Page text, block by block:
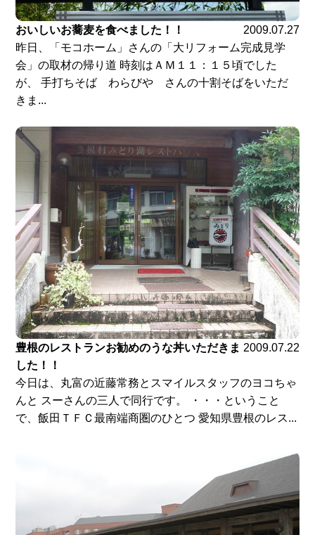
おいしいお蕎麦を食べました！！
2009.07.27
昨日、「モコホーム」さんの「大リフォーム完成見学
会」の取材の帰り道 時刻はＡＭ１１：１５頃でした
が、 手打ちそば わらびや さんの十割そばをいただ
きま...
豊根のレストランお勧めのうな丼いただきま
した！！
2009.07.22
今日は、丸富の近藤常務とスマイルスタッフのヨコちゃ
んと スーさんの三人で同行です。 ・・・ということ
で、飯田ＴＦＣ最南端商圏のひとつ 愛知県豊根のレス...